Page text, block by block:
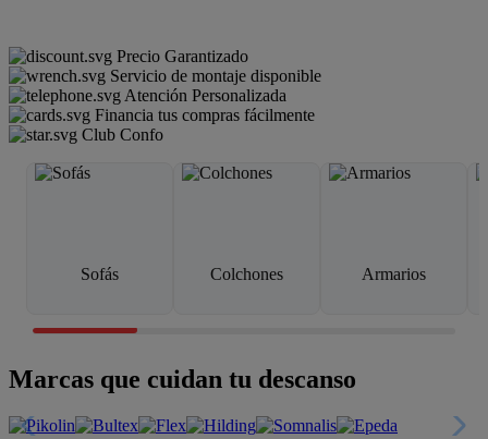
Precio Garantizado
Servicio de montaje disponible
Atención Personalizada
Financia tus compras fácilmente
Club Confo
Sofás Colchones Armarios
Marcas que cuidan tu descanso